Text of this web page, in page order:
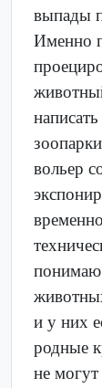
выпады
Именно
вольер
и у них
родные
не